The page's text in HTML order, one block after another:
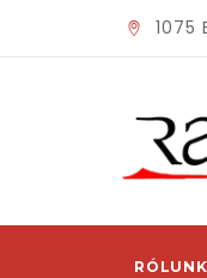
1075
RÓLUNK